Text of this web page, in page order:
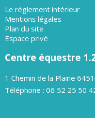
Le réglement intérieur
Mentions légales
Plan du site
Espace privé
Centre équestre
1 Chemin de la Plaine
Téléphone : 06 52 25 50